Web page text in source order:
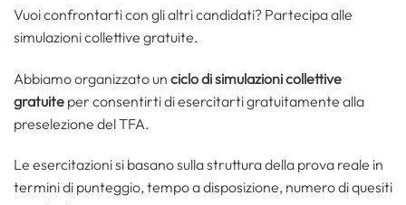
Vuoi confrontarti con gli altri candidati? Partecipa alle
simulazioni collettive gratuite.
Abbiamo organizzato un ciclo di simulazioni collettive
gratuite per consentirti di esercitarti gratuitamente alla
preselezione del TFA.
Le esercitazioni si basano sulla struttura della prova reale in
termini di punteggio, tempo a disposizione, numero di quesiti